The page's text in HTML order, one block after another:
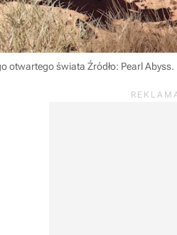
otwartego świata Źródło: Pearl Abyss.